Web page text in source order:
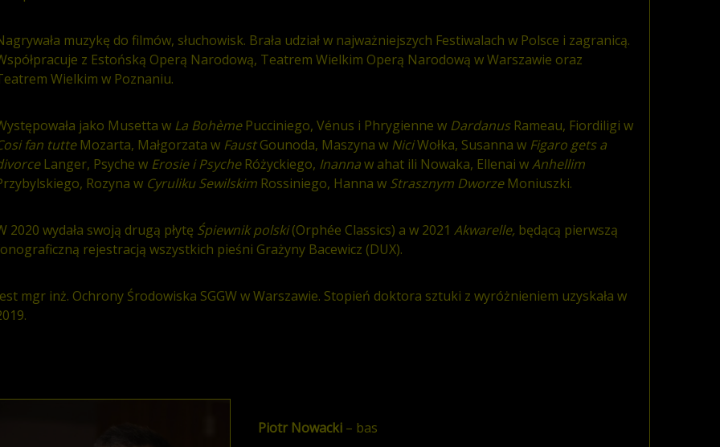
muzykę do filmów, słuchowisk. Brała udział w najważniejszych Festiwalach w Polsce i zagranicą.
z Estońską Operą Narodową, Teatrem Wielkim Operą Narodową w Warszawie oraz
Wielkim w Poznaniu.
jako Musetta w La BohèmePucciniego, Vénus i Phrygienne w Dardanus Rameau, Fiordiligi w
fan tutteMozarta, Małgorzata w FaustGounoda, Maszyna w NiciWołka, Susanna w Figaro gets a
Langer, Psyche w Erosie i PsycheRóżyckiego, Inannaw ahat ili Nowaka, Ellenai wAnhellim
Rozyna w Cyruliku SewilskimRossiniego, Hanna w Strasznym DworzeMoniuszki.
2020 wydała swoją drugą płytę Śpiewnik polski(Orphée Classics) a w 2021 Akwarelle, będącą pierwszą
rejestracją wszystkich pieśni Grażyny Bacewicz (DUX).
mgr inż. Ochrony Środowiska SGGW w Warszawie. Stopień doktora sztuki z wyróżnieniem uzyskała w
Piotr Nowacki– bas